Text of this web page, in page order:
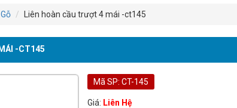
Liên hoàn cầu trượt 4 mái -ct145
-CT145
Mã SP: CT-145
Giá: Liên Hệ